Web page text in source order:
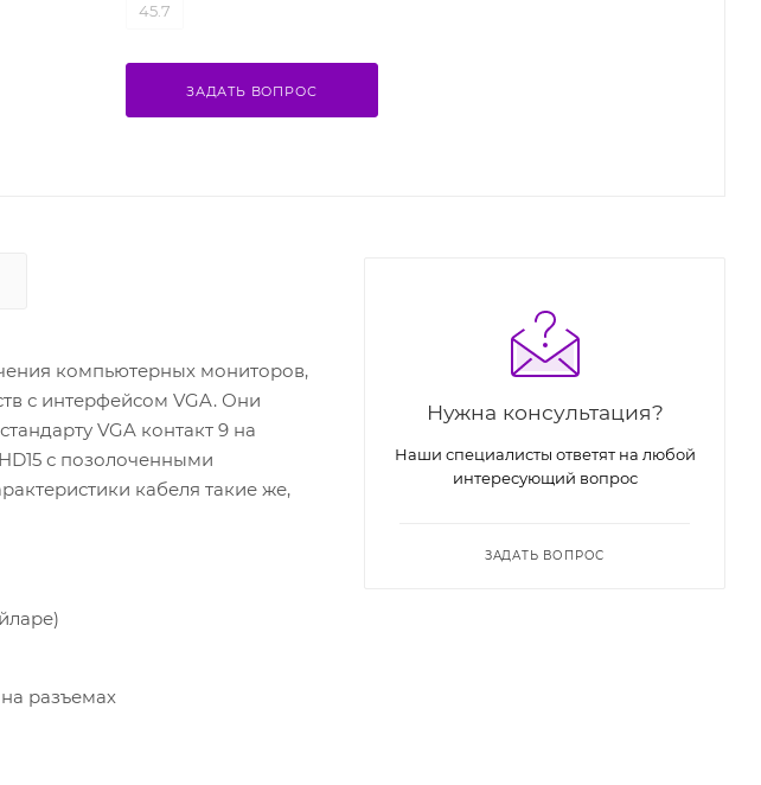
45.7
ЗАДАТЬ ВОПРОС
компьютерных мониторов,
с интерфейсом VGA. Они
VGA контакт 9 на
с позолоченными
кабеля такие же,
разъемах
Нужна консультация?
Наши специалисты ответят на любой
интересующий вопрос
ЗАДАТЬ ВОПРОС